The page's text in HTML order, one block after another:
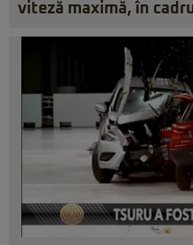
viteză maximă, în